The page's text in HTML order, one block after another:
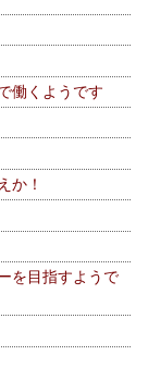
働くようです
か！
を目指すようで